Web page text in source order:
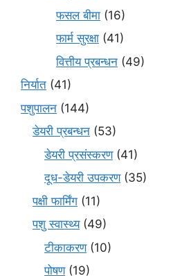
फसल बीमा (16)
फार्म सुरक्षा (41)
वित्तीय प्रबन्धन (49)
निर्यात (41)
पशुपालन (144)
डेयरी प्रबन्धन (53)
डेयरी प्रसंस्करण(41)
दूध-डेयरी उपकरण(35)
पक्षी फार्मिंग (11)
पशु स्वास्थ्य(49)
टीकाकरण(10)
पोषण(19)